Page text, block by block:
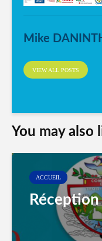
Mike
VIEW ALL POSTS
You may also
ACCUEIL